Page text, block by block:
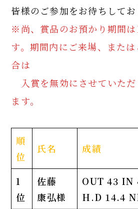
皆様のご参加をお待ちしてお
※尚、賞品のお預かり期間は
す。期間内にご来場、また
合は
入賞を無効にさせていた
ます。
順
位
氏名 成績
1
位
佐藤
康弘様
OUT 43 IN
H.D 14.4